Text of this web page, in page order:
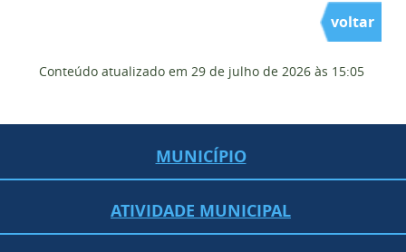
voltar
Conteúdo atualizado em 29 de julho de 2026 às 15:05
MUNICÍPIO
ATIVIDADE MUNICIPAL